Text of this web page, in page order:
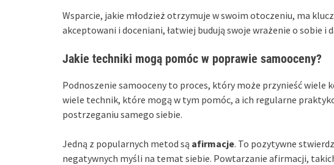
Wsparcie, jakie młodzież otrzymuje w swoim otoczeniu, ma
akceptowani i doceniani, łatwiej budują swoje wrażenie o sobie i
Jakie techniki mogą pomóc w poprawie samooceny?
Podnoszenie samooceny to proces, który może przynieść wiele
wiele technik, które mogą w tym pomóc, a ich regularne
postrzeganiu samego siebie.
Jedną z popularnych metod są afirmacje. To pozytywne
negatywnych myśli na temat siebie. Powtarzanie afirmacji,